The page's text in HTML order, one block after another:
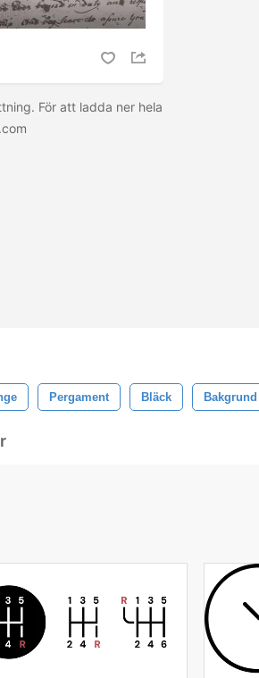
För att ladda ner hela
Pergament Bläck Bakgrund